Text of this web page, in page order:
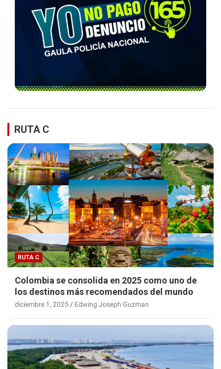
RUTA C
RUTA C
Colombia se consolida en 2025 como uno de
los destinos más recomendados del mundo
diciembre 1, 2025 Edwing Joseph Guzman